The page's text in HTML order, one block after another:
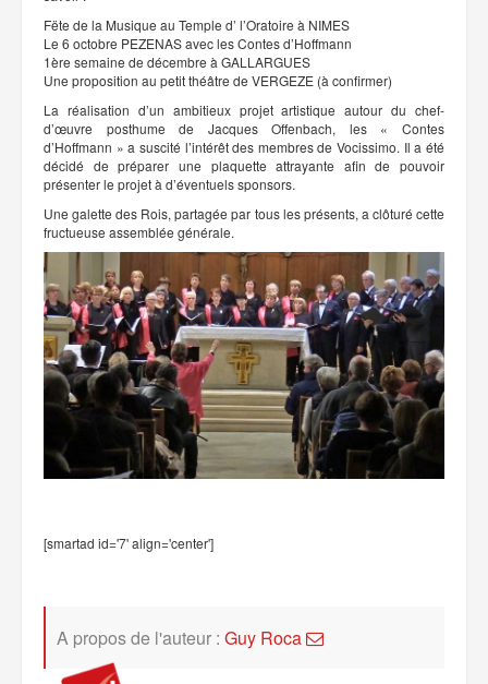
Fëte de la Musique au Temple d’ l’Oratoire à NIMES
Le 6 octobre PEZENAS avec les Contes d’Hoffmann
1ère semaine de décembre à GALLARGUES
Une proposition au petit théâtre de VERGEZE (à confirmer)
La réalisation d’un ambitieux projet artistique autour du chef-
d’œuvre posthume de Jacques Offenbach, les « Contes
d’Hoffmann » a suscité l’intérêt des membres de Vocissimo. Il a été
décidé de préparer une plaquette attrayante afin de pouvoir
présenter le projet à d’éventuels sponsors.
Une galette des Rois, partagée par tous les présents, a clôturé cette
fructueuse assemblée générale.
[smartad id='7' align='center']
A propos de l'auteur : Guy Roca